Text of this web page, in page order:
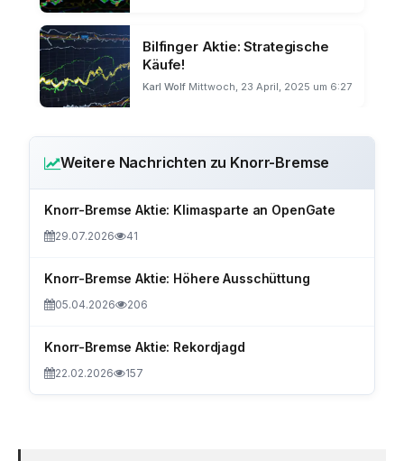
Bilfinger Aktie: Strategische
Käufe!
Karl Wolf Mittwoch, 23 April, 2025 um 6:27
Weitere Nachrichten zu Knorr-Bremse
Knorr-Bremse Aktie: Klimasparte an OpenGate
29.07.2026 41
Knorr-Bremse Aktie: Höhere Ausschüttung
05.04.2026 206
Knorr-Bremse Aktie: Rekordjagd
22.02.2026 157